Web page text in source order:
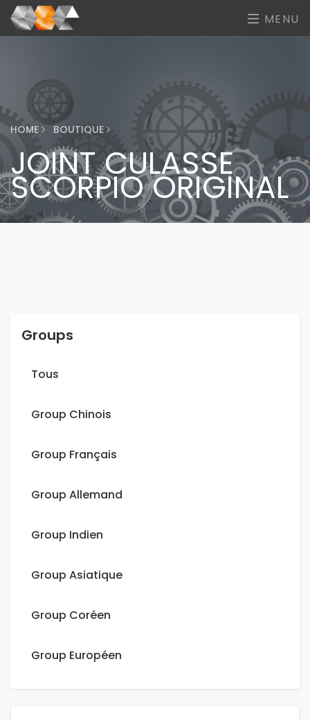
MENU
HOME BOUTIQUE
JOINT CULASSE
SCORPIO ORIGINAL
Groups
Tous
Group Chinois
Group Français
Group Allemand
Group Indien
Group Asiatique
Group Coréen
Group Européen